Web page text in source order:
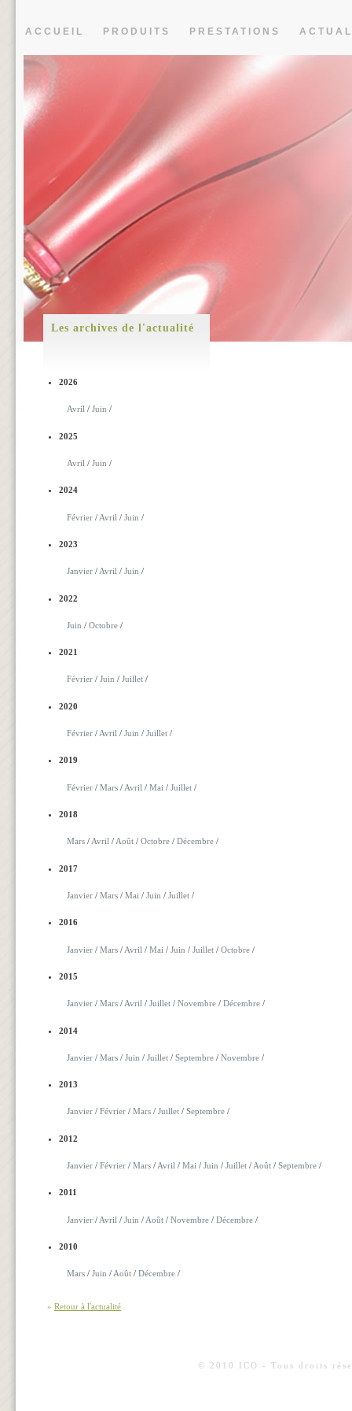
ACCUEIL PRODUITS PRESTATIONS
Les archives de l'actualité
2026
Avril / Juin /
2025
Avril / Juin /
2024
Février / Avril / Juin /
2023
Janvier / Avril / Juin /
2022
Juin / Octobre /
2021
Février / Juin / Juillet /
2020
Février / Avril / Juin / Juillet /
2019
Février / Mars / Avril / Mai / Juillet /
2018
Mars / Avril / Août / Octobre / Décembre /
2017
Janvier / Mars / Mai / Juin / Juillet /
2016
Janvier / Mars / Avril / Mai / Juin / Juillet / Octobre /
2015
Janvier / Mars / Avril / Juillet / Novembre / Décembre /
2014
Janvier / Mars / Juin / Juillet / Septembre / Novembre /
2013
Janvier / Février / Mars / Juillet / Septembre /
2012
Janvier / Février / Mars / Avril / Mai / Juin / Juillet / Août / Septembre /
2011
Janvier / Avril / Juin / Août / Novembre / Décembre /
2010
Mars / Juin / Août / Décembre /
» Retour à l'actualité
© 2010 ICO - Tous droits